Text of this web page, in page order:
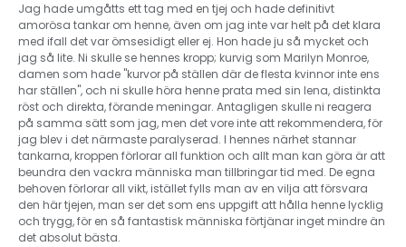
Jag hade umgåtts ett tag med en tjej och hade definitivt
amorösa tankar om henne, även om jag inte var helt på det klara
med ifall det var ömsesidigt eller ej. Hon hade ju så mycket och
jag så lite. Ni skulle se hennes kropp; kurvig som Marilyn Monroe,
damen som hade "kurvor på ställen där de flesta kvinnor inte ens
har ställen", och ni skulle höra henne prata med sin lena, distinkta
röst och direkta, förande meningar. Antagligen skulle ni reagera
på samma sätt som jag, men det vore inte att rekommendera, för
jag blev i det närmaste paralyserad. I hennes närhet stannar
tankarna, kroppen förlorar all funktion och allt man kan göra är att
beundra den vackra människa man tillbringar tid med. De egna
behoven förlorar all vikt, istället fylls man av en vilja att försvara
den här tjejen, man ser det som ens uppgift att hålla henne lycklig
och trygg, för en så fantastisk människa förtjänar inget mindre än
det absolut bästa.